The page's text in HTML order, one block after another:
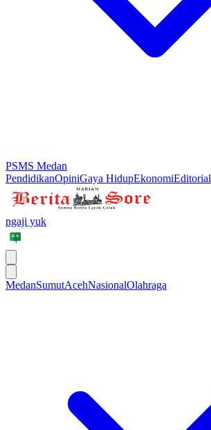
PSMS Medan
PendidikanOpiniGaya HidupEkonomiEditorial
ngaji yuk
MedanSumutAcehNasionalOlahraga